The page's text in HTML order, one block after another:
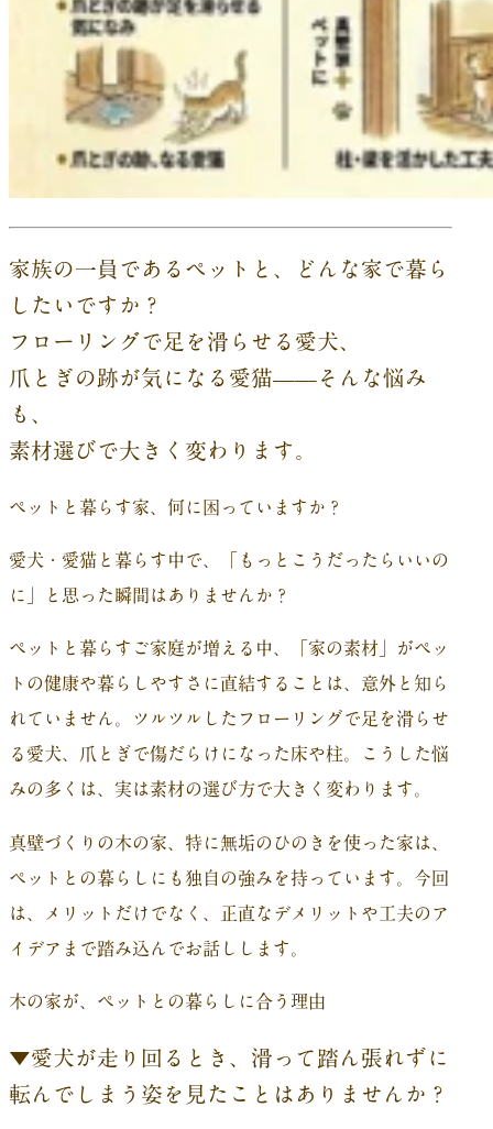
家族の一員であるペットと、どんな家で暮ら
したいですか？
フローリングで足を滑らせる愛犬、
爪とぎの跡が気になる愛猫——そんな悩み
も、
素材選びで大きく変わります。
ペットと暮らす家、何に困っていますか？
愛犬・愛猫と暮らす中で、「もっとこうだったらいいの
に」と思った瞬間はありませんか？
ペットと暮らすご家庭が増える中、「家の素材」がペッ
トの健康や暮らしやすさに直結することは、意外と知ら
れていません。ツルツルしたフローリングで足を滑らせ
る愛犬、爪とぎで傷だらけになった床や柱。こうした悩
みの多くは、実は素材の選び方で大きく変わります。
真壁づくりの木の家、特に無垢のひのきを使った家は、
ペットとの暮らしにも独自の強みを持っています。今回
は、メリットだけでなく、正直なデメリットや工夫のア
イデアまで踏み込んでお話しします。
木の家が、ペットとの暮らしに合う理由
▼愛犬が走り回るとき、滑って踏ん張れずに
転んでしまう姿を見たことはありませんか？